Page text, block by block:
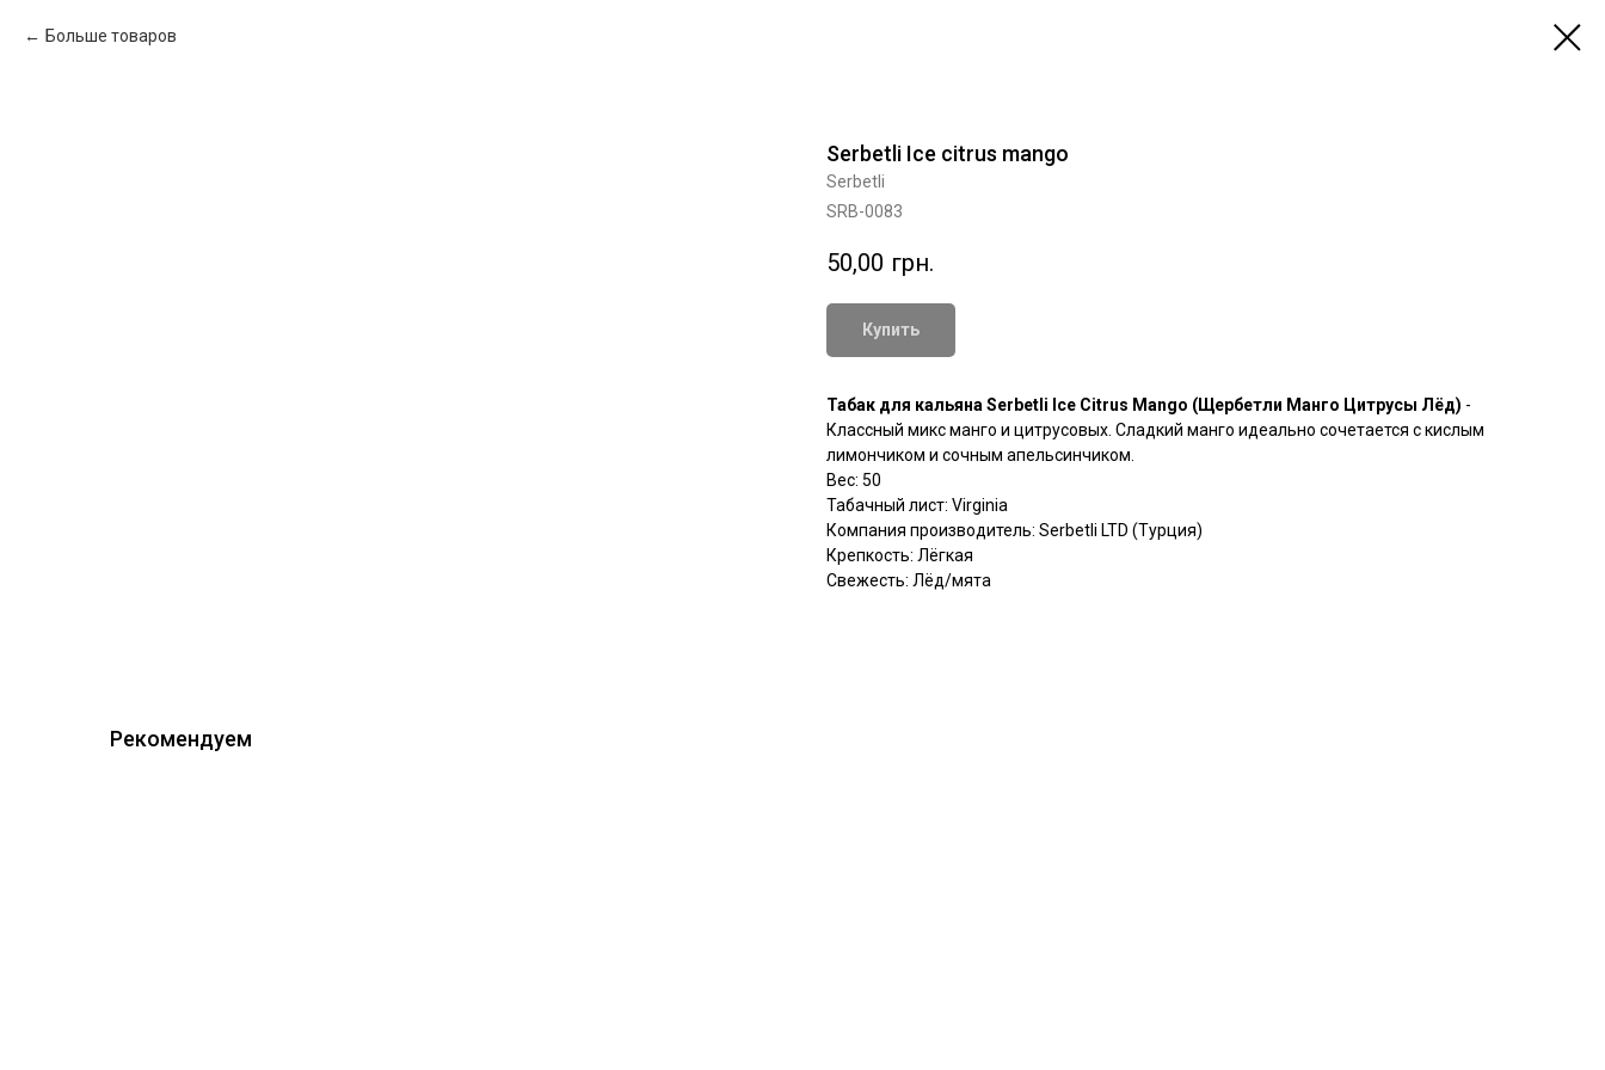
Больше товаров
Serbetli Ice citrus mango
Serbetli
SRB-0083
50,00 грн.
Купить
Табак для кальяна Serbetli Ice Citrus Mango (Щербетли Манго Цитрусы Лёд) -
Классный микс манго и цитрусовых. Сладкий манго идеально сочетается с кислым
лимончиком и сочным апельсинчиком.
Вес: 50
Табачный лист: Virginia
Компания производитель: Serbetli LTD (Турция)
Крепкость: Лёгкая
Свежесть: Лёд/мята
Рекомендуем